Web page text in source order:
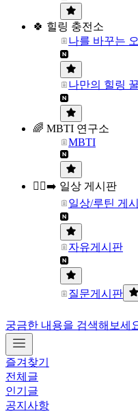
🍀 힐링 충전소
나를 바꾸는
나만의 힐링
🌈 MBTI 연구소
MBTI
🏃‍♀️‍➡️ 일상 게시판
일상/루틴 게
자유게시판
질문게시판
궁금한 내용을 검색해보세
즐겨찾기
전체글
인기글
공지사항